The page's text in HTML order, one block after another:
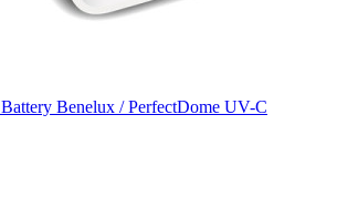
Battery Benelux / PerfectDome UV-C